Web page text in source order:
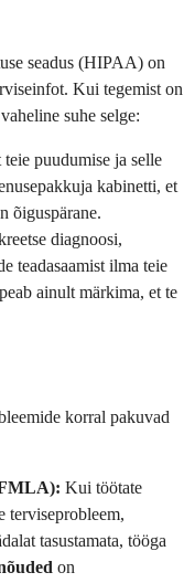
seadus (HIPAA) on
Kui tegemist on
vaheline suhe selge:
puudumise ja selle
kabinetti, et
õiguspärane.
diagnoosi,
teadasaamist ilma teie
ainult märkima, et te
korral pakuvad
Kui töötate
terviseprobleem,
tasustamata, tööga
on